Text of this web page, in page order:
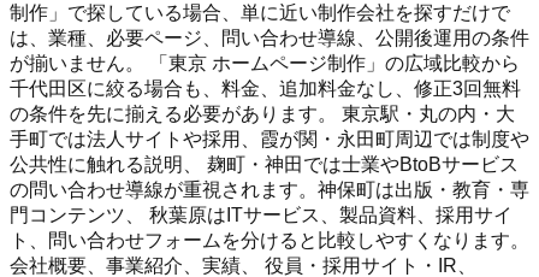
制作」で探している場合、単に近い制作会社を探すだけで
は、業種、必要ページ、問い合わせ導線、公開後運用の条件
が揃いません。 「東京 ホームページ制作」の広域比較から
千代田区に絞る場合も、料金、追加料金なし、修正3回無料
の条件を先に揃える必要があります。 東京駅・丸の内・大
手町では法人サイトや採用、霞が関・永田町周辺では制度や
公共性に触れる説明、 麹町・神田では士業やBtoBサービス
の問い合わせ導線が重視されます。神保町は出版・教育・専
門コンテンツ、 秋葉原はITサービス、製品資料、採用サイ
ト、問い合わせフォームを分けると比較しやすくなります。
会社概要、事業紹介、実績、 役員・採用サイト・IR、